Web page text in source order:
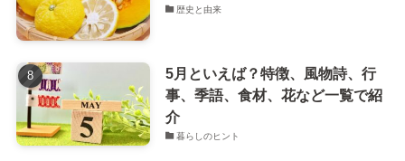
歴史と由来
5月といえば？特徴、風物詩、行
事、季語、食材、花など一覧で紹
介
暮らしのヒント